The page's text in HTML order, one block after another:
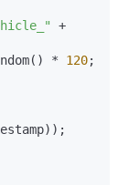
+
* 120;